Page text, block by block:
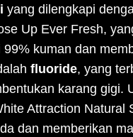
yang dilengkapi
Up Ever Fresh,
kuman dan
fluoride, yang
karang gigi.
Attraction
dan memberikan